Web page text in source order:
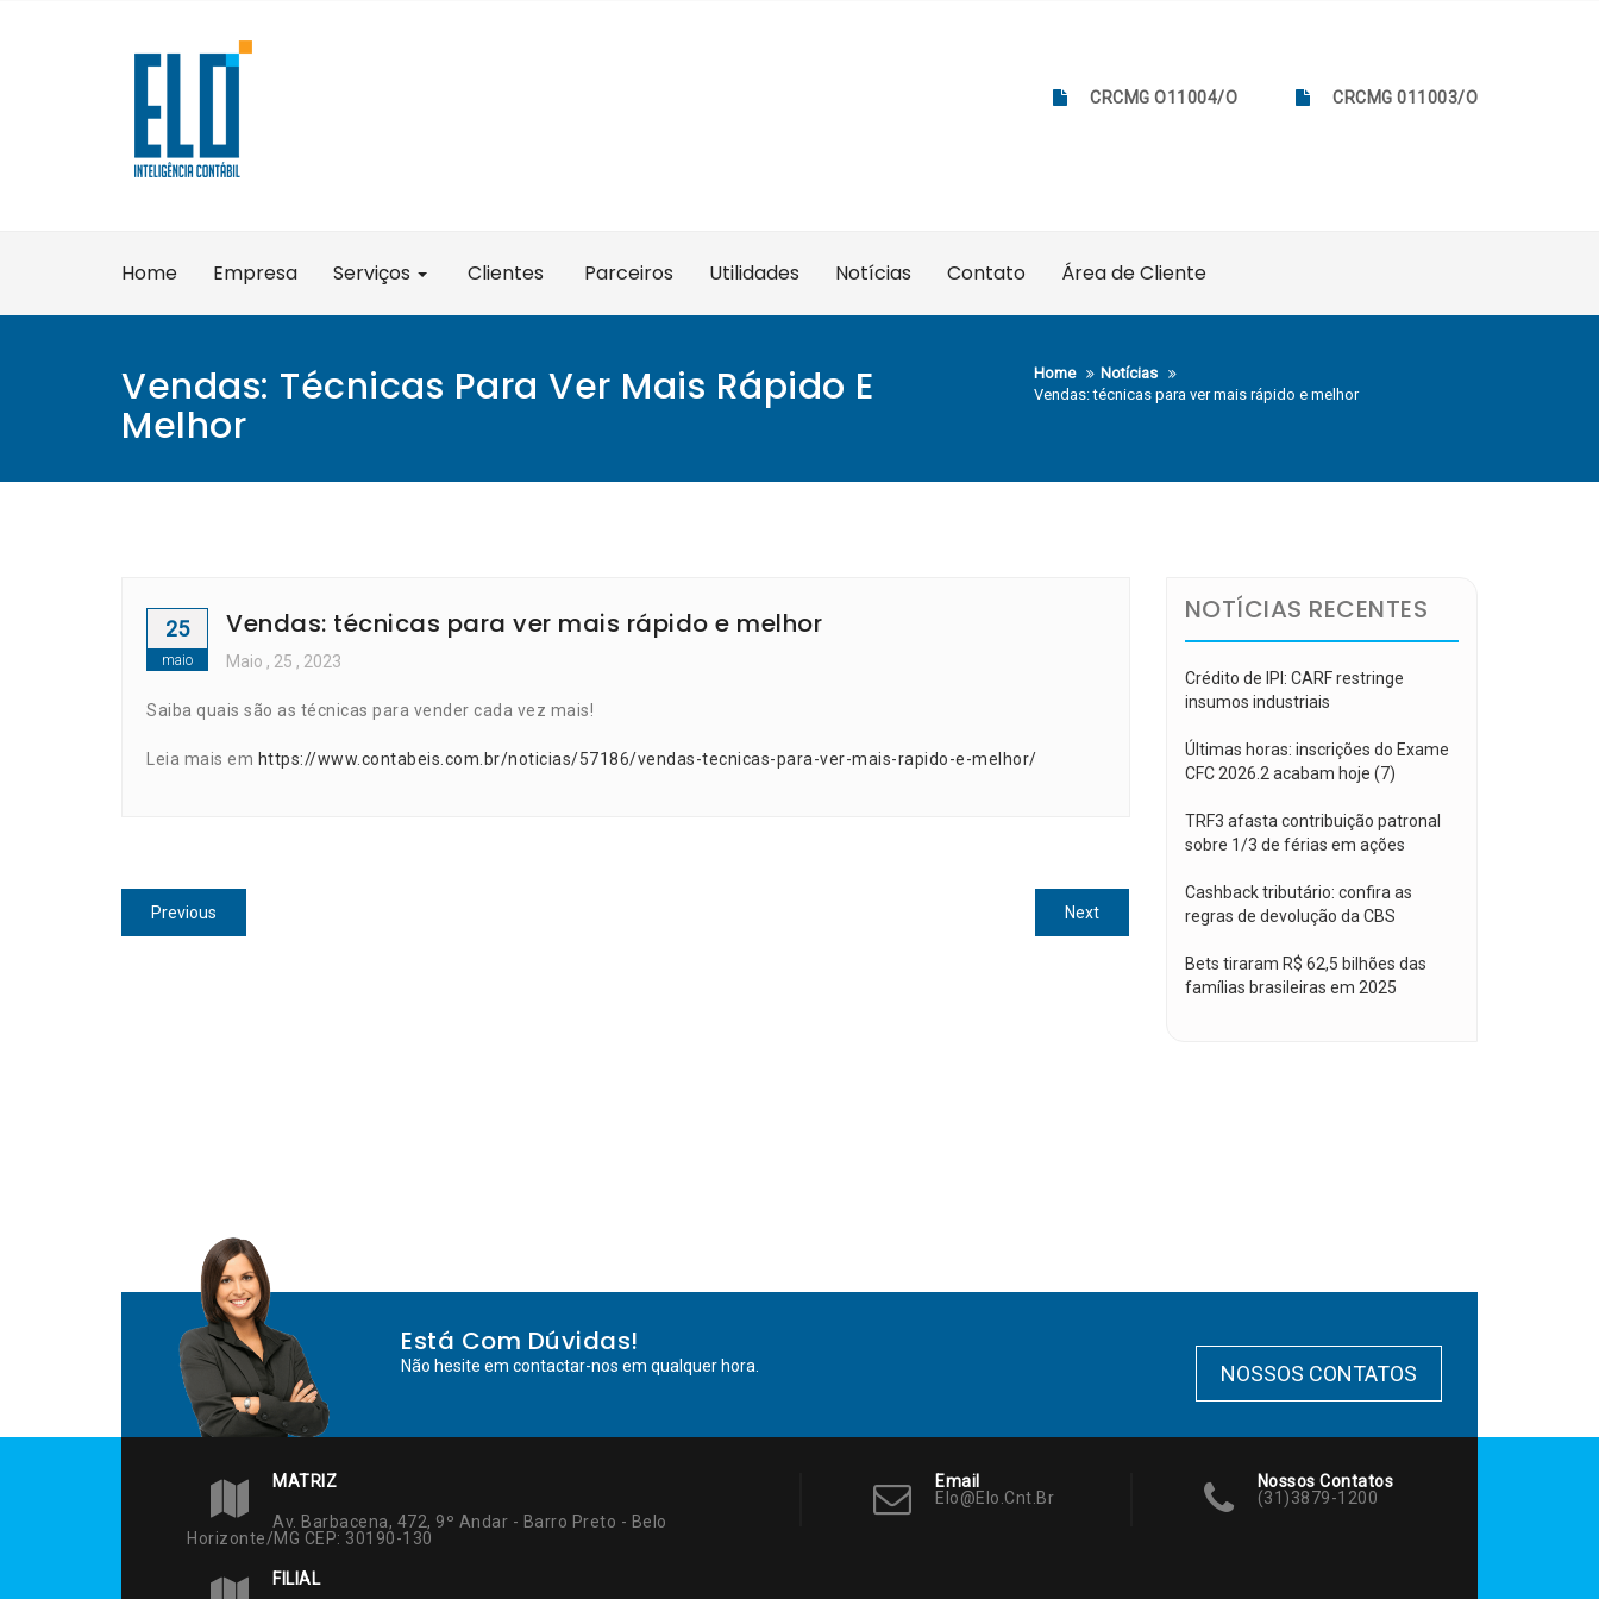
CRCMG O11004/O CRCMG 011003/O
Home Empresa Serviços Clientes Parceiros Utilidades Notícias Contato Área de Cliente
Vendas: Técnicas Para Ver Mais Rápido E
Melhor
Home
Notícias
Vendas: técnicas para ver mais rápido e melhor
25
maio
Vendas: técnicas para ver mais rápido e melhor
Maio , 25 , 2023
Saiba quais são as técnicas para vender cada vez mais!
Leia mais em https://www.contabeis.com.br/noticias/57186/vendas-tecnicas-para-ver-mais-rapido-e-melhor/
Navegação
de
Previous
post:
NextNext
post:
NOTÍCIAS RECENTES
Crédito de IPI: CARF restringe
insumos industriais
Últimas horas: inscrições do Exame
CFC 2026.2 acabam hoje (7)
TRF3 afasta contribuição patronal
sobre 1/3 de férias em ações
Cashback tributário: confira as
regras de devolução da CBS
Bets tiraram R$ 62,5 bilhões das
famílias brasileiras em 2025
Está Com Dúvidas!
Não hesite em contactar-nos em qualquer hora. NOSSOS CONTATOS
MATRIZ
Av. Barbacena, 472, 9º Andar - Barro Preto - Belo
Horizonte/MG CEP: 30190-130
FILIAL
Email
Elo@elo.cnt.br
Nossos Contatos
(31)3879-1200